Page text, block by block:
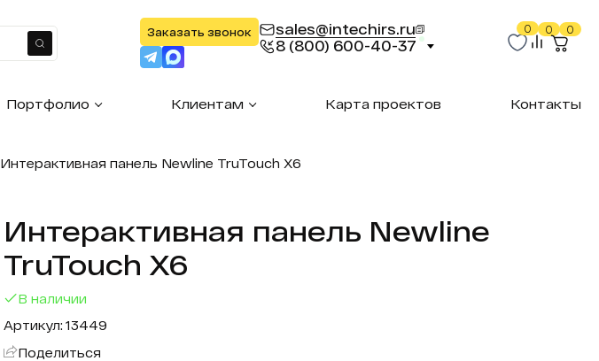
Найти
Заказать звонок
sales@intechirs.ru
8 (800) 600-40-37
0 0 0
Портфолио Клиентам Карта проектов Контакты
Интерактивная панель Newline TruTouch X6
Интерактивная панель Newline
TruTouch X6
В наличии
Артикул: 13449
Поделиться